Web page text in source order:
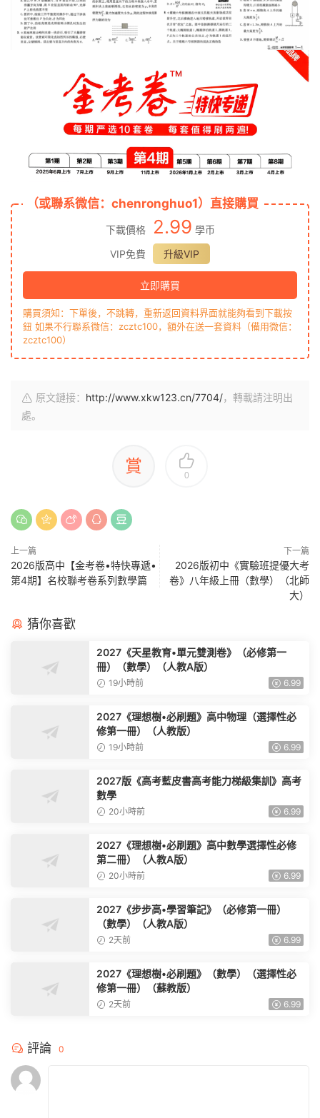
（或聯系微信：chenronghuo1）直接購買
下載價格 2.99 學币
VIP免費
升級VIP
立即購買
購買須知：下單後，不跳轉，重新返回資料界面就能夠看到下載按
鈕 如果不行聯系微信：zcztc100，額外在送一套資料（備用微信：
zcztc100）
原文鏈接： http://www.xkw123.cn/7704/，轉載請注明出
處。
賞 0
上一篇
2026版高中【金考卷•特快專遞•
第4期】名校聯考卷系列數學篇
下一篇
2026版初中《實驗班提優大考
卷》八年級上冊（數學）（北師
大）
猜你喜歡
2027《天星教育•單元雙測卷》（必修第一
冊）（數學）（人教A版）
19小時前 6.99
2027《理想樹•必刷題》高中物理（選擇性必
修第一冊）（人教版）
19小時前 6.99
2027版《高考藍皮書高考能力梯級集訓》高考
數學
20小時前 6.99
2027《理想樹•必刷題》高中數學選擇性必修
第二冊）（人教A版）
20小時前 6.99
2027《步步高•學習筆記》（必修第一冊）
（數學）（人教A版）
2天前 6.99
2027《理想樹•必刷題》（數學）（選擇性必
修第一冊）（蘇教版）
2天前 6.99
評論 0